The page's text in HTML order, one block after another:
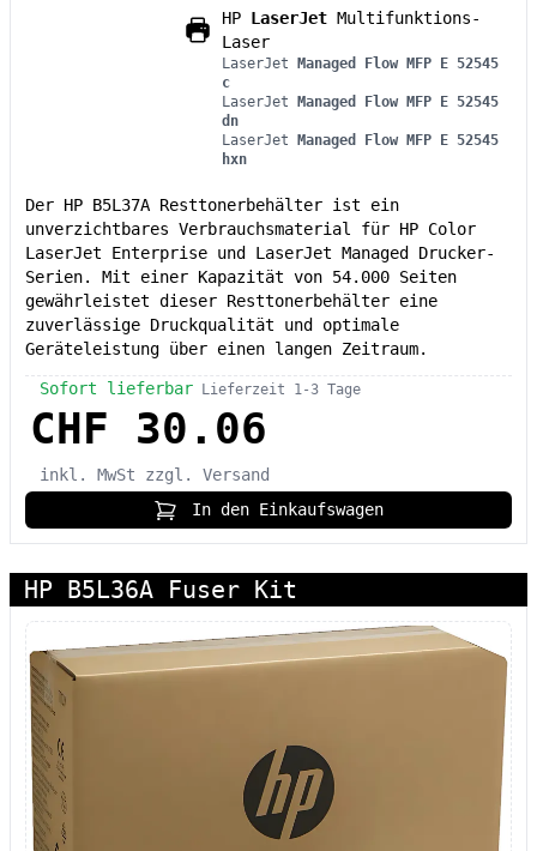
HP LaserJet Multifunktions-
Laser
LaserJet Managed Flow MFP E 52545
c
LaserJet Managed Flow MFP E 52545
dn
LaserJet Managed Flow MFP E 52545
hxn
Der HP B5L37A Resttonerbehälter ist ein
unverzichtbares Verbrauchsmaterial für HP Color
LaserJet Enterprise und LaserJet Managed Drucker-
Serien. Mit einer Kapazität von 54.000 Seiten
gewährleistet dieser Resttonerbehälter eine
zuverlässige Druckqualität und optimale
Geräteleistung über einen langen Zeitraum.
Sofort lieferbar Lieferzeit 1-3 Tage
CHF 30.06
inkl. MwSt
zzgl. Versand
In den Einkaufswagen
HP B5L36A Fuser Kit